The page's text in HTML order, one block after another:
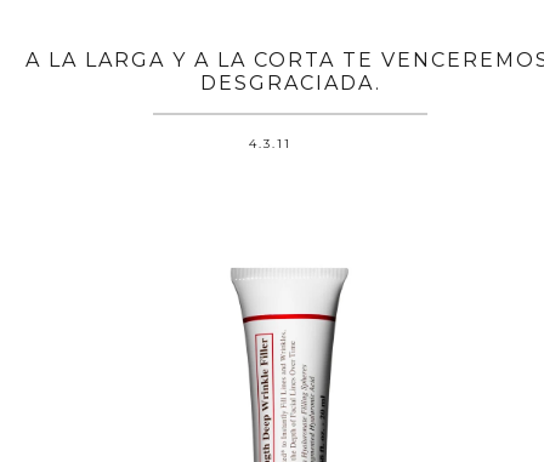
A LA LARGA Y A LA CORTA TE
DESGRACIADA.
4.3.11